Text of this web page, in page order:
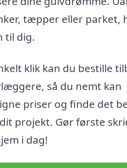
tæpper eller parket,
til dig.
klik kan du bestille
så du nemt kan
priser og finde det
projekt. Gør første
i dag!